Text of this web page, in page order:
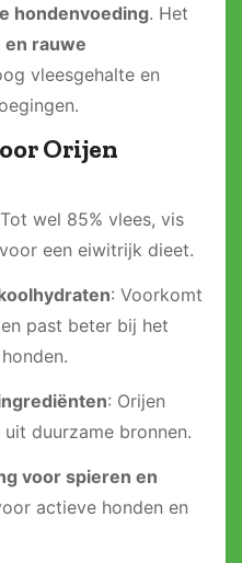
hondenvoeding. Het
en rauwe
vleesgehalte en
Orijen
wel 85% vlees, vis
een eiwitrijk dieet.
: Voorkomt
past beter bij het
: Orijen
duurzame bronnen.
voor spieren en
actieve honden en